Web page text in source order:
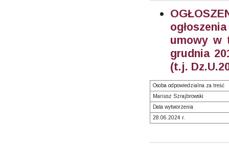
umowy w
grudnia
(t.j.
Osoba odpowiedzialna za treść
Mariusz Szrajbrowski
Data wytworzenia
28.06.2024 r.